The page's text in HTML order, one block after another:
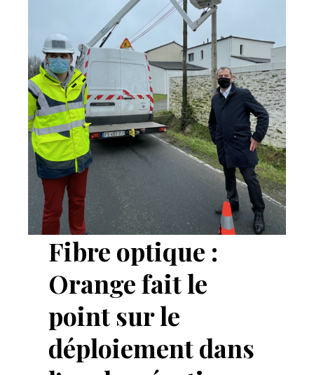
Fibre optique :
Orange fait le
point sur le
déploiement dans